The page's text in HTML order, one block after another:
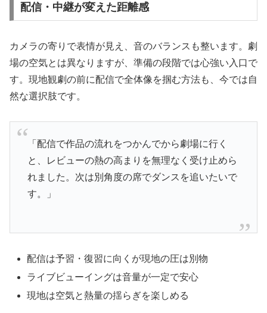
配信・中継が変えた距離感
カメラの寄りで表情が見え、音のバランスも整います。劇
場の空気とは異なりますが、準備の段階では心強い入口で
す。現地観劇の前に配信で全体像を掴む方法も、今では自
然な選択肢です。
「配信で作品の流れをつかんでから劇場に行く
と、レビューの熱の高まりを無理なく受け止めら
れました。次は別角度の席でダンスを追いたいで
す。」
配信は予習・復習に向くが現地の圧は別物
ライブビューイングは音量が一定で安心
現地は空気と熱量の揺らぎを楽しめる